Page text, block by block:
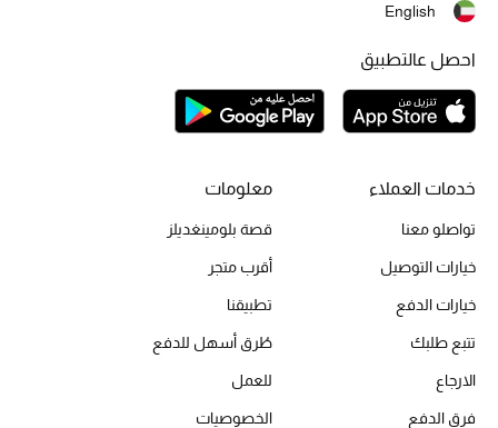
الموسم الجديد
الأحذية الرجالية
أحذية للأطفال
خدمات العملاء
تواصلو معنا
خيارات التوصيل
خيارات الدفع
تتبع طلبك
الارجاع
فرق الدفع
معلومات
قصة بلومينغديلز
أقرب متجر
تطبيقنا
طُرق أسهل للدفع
للعمل
الخصوصيات
English
احصل عالتطبيق